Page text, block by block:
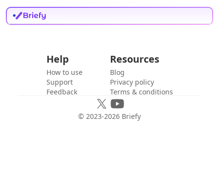
Help
How to use
Support
Feedback
Resources
Blog
Privacy policy
Terms & conditions
© 2023-2026 Briefy